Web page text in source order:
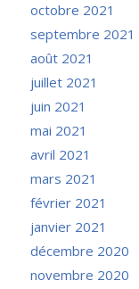
octobre 2021
septembre 2021
août 2021
juillet 2021
juin 2021
mai 2021
avril 2021
mars 2021
février 2021
janvier 2021
décembre 2020
novembre 2020